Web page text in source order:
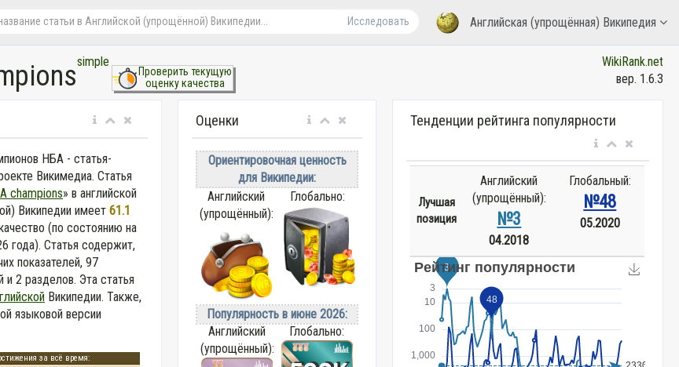
Английская (упрощённая) Википедия
Исследовать
simple
Проверить текущую
оценку качества
WikiRank.net
вер. 1.6.3
НБА - статья-
Викимедиа. Статья
champions» в английской
Википедии имеет 61.1
(по состоянию на
года). Статья содержит,
показателей, 97
и 2 разделов. Эта статья
Википедии. Также,
языковой версии
за всё время:
Оценки
Ориентировочная ценность
для Википедии:
Английский
(упрощённый):
Глобально:
Популярность в июне 2026:
Английский
(упрощённый):
Глобально:
Тенденции рейтинга популярности
Лучшая
позиция
Английский
(упрощённый):
№3
04.2018
Глобальный:
№48
05.2020